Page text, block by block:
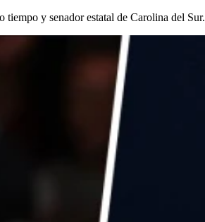
y senador estatal de Carolina del Sur.